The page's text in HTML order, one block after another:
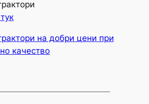
на добри цени при
качество